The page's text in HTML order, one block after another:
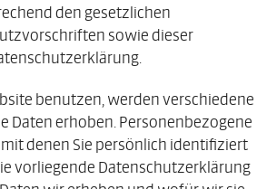
den gesetzlichen
sowie dieser
benutzen, werden verschiedene
Daten erhoben. Personenbezogene
denen Sie persönlich identifiziert
vorliegende Datenschutzerklärung